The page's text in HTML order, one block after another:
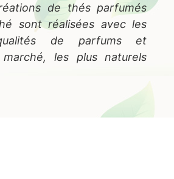
de thés parfumés
sont réalisées avec les
de parfums et
marché, les plus naturels